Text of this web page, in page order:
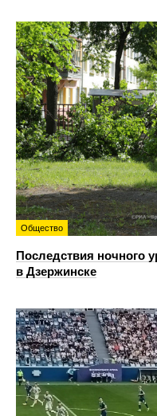
Общество
Последствия ночного
в Дзержинске